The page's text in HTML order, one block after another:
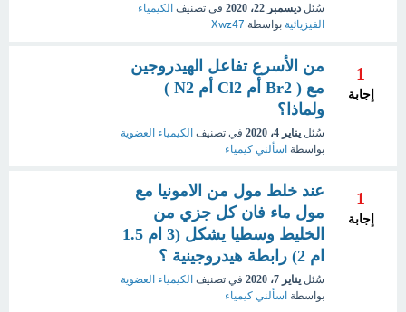
سُئل ديسمبر 22، 2020 في تصنيف الكيمياء
الفيزيائية بواسطة Xwz47
1
إجابة
من الأسرع تفاعل الهيدروجين
مع ( Br2 أم Cl2 أم N2 )
ولماذا؟
سُئل يناير 4، 2020 في تصنيف الكيمياء العضوية
بواسطة اسألني كيمياء
1
إجابة
عند خلط مول من الامونيا مع
مول ماء فان كل جزي من
الخليط وسطيا يشكل (3 ام 1.5
ام 2) رابطة هيدروجينية ؟
سُئل يناير 7، 2020 في تصنيف الكيمياء العضوية
بواسطة اسألني كيمياء